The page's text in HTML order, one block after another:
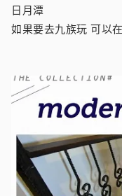
日月潭
如果要去九族玩 可以